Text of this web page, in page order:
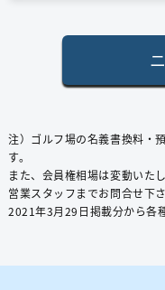
依頼日：2020/
成約日：2020/03/
成約日：2019/12/
会員区分：個人
依頼日：2019/09/
成約日：2019/10/
会員区分：個人
注）ゴルフ場の名義書換料・
す。
また、会員権相場は変動いた
営業スタッフまでお問合せ下さ
2021年3⽉29⽇掲載分から各